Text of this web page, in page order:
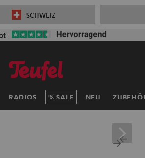
SCHWEIZ
RADIOS SALE NEU